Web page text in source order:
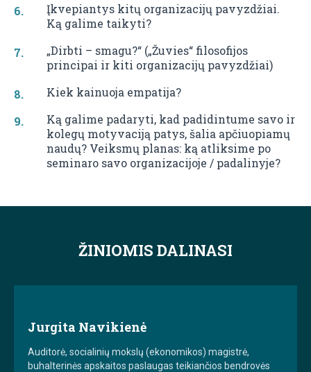
Įkvepiantys kitų organizacijų pavyzdžiai.
Ką galime taikyti?
„Dirbti – smagu?“ („Žuvies“ filosofijos
principai ir kiti organizacijų pavyzdžiai)
Kiek kainuoja empatija?
Ką galime padaryti, kad padidintume savo ir
kolegų motyvaciją patys, šalia apčiuopiamų
naudų? Veiksmų planas: ką atliksime po
seminaro savo organizacijoje / padalinyje?
ŽINIOMIS DALINASI
Jurgita Navikienė
Auditorė, socialinių mokslų (ekonomikos) magistrė,
buhalterinės apskaitos paslaugas teikiančios bendrovės